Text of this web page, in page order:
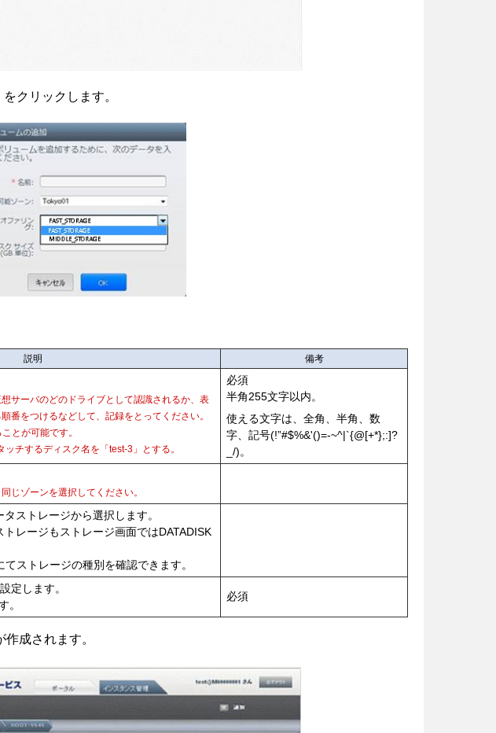
クリックします。
説明 備考
サーバのどのドライブとして認識されるか、表
番をつけるなどして、記録をとってください。
とが可能です。
チするディスク名を「test-3」とする。
必須
半角255文字以内。
使える文字は、全角、半角、数
字、記号(!”#$%&'()=-~^|`{@[+*};:]?
_/)。
じゾーンを選択してください。
ストレージから選択します。
レージもストレージ画面ではDATADISK
ストレージの種別を確認できます。
定します。
。
必須
成されます。